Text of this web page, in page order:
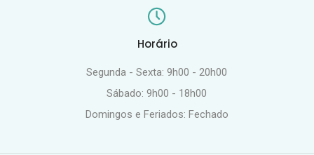
Horário
Segunda - Sexta: 9h00 - 20h00
Sábado: 9h00 - 18h00
Domingos e Feriados: Fechado